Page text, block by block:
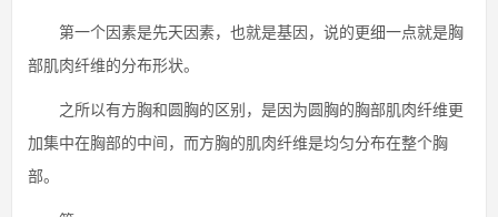
第一个因素是先天因素，也就是基因，说的更细一点就是胸
部肌肉纤维的分布形状。
之所以有方胸和圆胸的区别，是因为圆胸的胸部肌肉纤维更
加集中在胸部的中间，而方胸的肌肉纤维是均匀分布在整个胸
部。